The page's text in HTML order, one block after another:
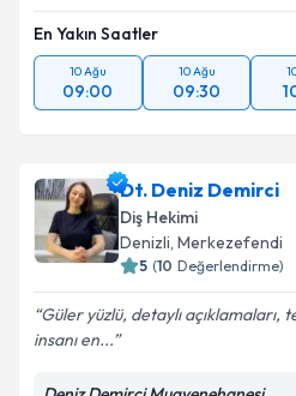
En Yakın Saatler
10 Ağu
09:00
10 Ağu
09:30
Dt. Deniz Demirci
Diş Hekimi
Denizli, Merkezefendi
5 (10 Değerlendirme)
Güler yüzlü, detaylı açıklamaları,
insanı en...